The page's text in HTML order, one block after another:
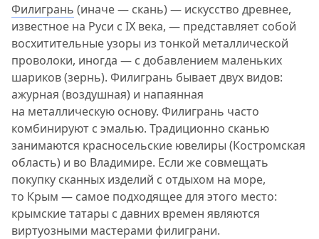
Филигрань (иначе — скань) — искусство древнее,
известное на Руси с IX века, — представляет собой
восхитительные узоры из тонкой металлической
проволоки, иногда — с добавлением маленьких
шариков (зернь). Филигрань бывает двух видов:
ажурная (воздушная) и напаянная
на металлическую основу. Филигрань часто
комбинируют с эмалью. Традиционно сканью
занимаются красносельские ювелиры (Костромская
область) и во Владимире. Если же совмещать
покупку сканных изделий с отдыхом на море,
то Крым — самое подходящее для этого место:
крымские татары с давних времен являются
виртуозными мастерами филиграни.